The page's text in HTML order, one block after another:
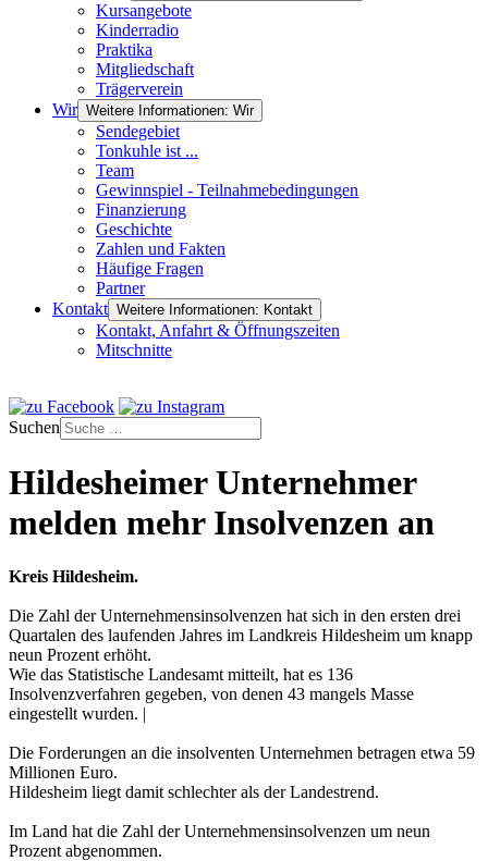
Kursangebote
Kinderradio
Praktika
Mitgliedschaft
Trägerverein
Wir Weitere Informationen: Wir
Sendegebiet
Tonkuhle ist ...
Team
Gewinnspiel - Teilnahmebedingungen
Finanzierung
Geschichte
Zahlen und Fakten
Häufige Fragen
Partner
Kontakt Weitere Informationen: Kontakt
Kontakt, Anfahrt & Öffnungszeiten
Mitschnitte
Suchen
Hildesheimer Unternehmer
melden mehr Insolvenzen an
Kreis Hildesheim.
Die Zahl der Unternehmensinsolvenzen hat sich in den ersten drei
Quartalen des laufenden Jahres im Landkreis Hildesheim um knapp
neun Prozent erhöht.
Wie das Statistische Landesamt mitteilt, hat es 136
Insolvenzverfahren gegeben, von denen 43 mangels Masse
eingestellt wurden. |
Die Forderungen an die insolventen Unternehmen betragen etwa 59
Millionen Euro.
Hildesheim liegt damit schlechter als der Landestrend.
Im Land hat die Zahl der Unternehmensinsolvenzen um neun
Prozent abgenommen.